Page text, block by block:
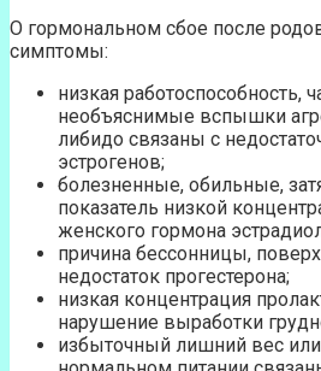
О гормональном сбое после
симптомы:
низкая работоспособность,
необъяснимые вспышки
либидо связаны с
эстрогенов;
болезненные, обильные,
показатель низкой
женского гормона
причина бессонницы,
недостаток прогестерона;
низкая концентрация
нарушение выработки
избыточный лишний вес